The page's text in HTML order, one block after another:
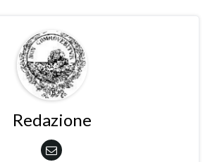
Redazione